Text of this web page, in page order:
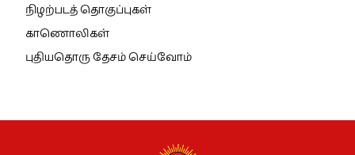
நிழற்படத் தொகுப்புகள்
காணொலிகள்
புதியதொரு தேசம் செய்வோம்